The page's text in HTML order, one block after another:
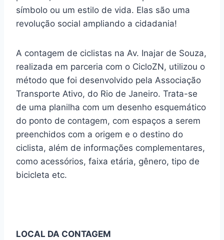
símbolo ou um estilo de vida. Elas são uma
revolução social ampliando a cidadania!
A contagem de ciclistas na Av. Inajar de Souza,
realizada em parceria com o CicloZN, utilizou o
método que foi desenvolvido pela Associação
Transporte Ativo, do Rio de Janeiro. Trata-se
de uma planilha com um desenho esquemático
do ponto de contagem, com espaços a serem
preenchidos com a origem e o destino do
ciclista, além de informações complementares,
como acessórios, faixa etária, gênero, tipo de
bicicleta etc.
LOCAL DA CONTAGEM